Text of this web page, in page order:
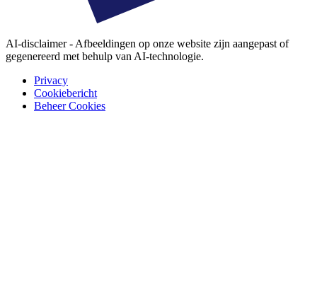
AI-disclaimer - Afbeeldingen op onze website zijn aangepast of
gegenereerd met behulp van AI-technologie.
Privacy
Cookiebericht
Beheer Cookies